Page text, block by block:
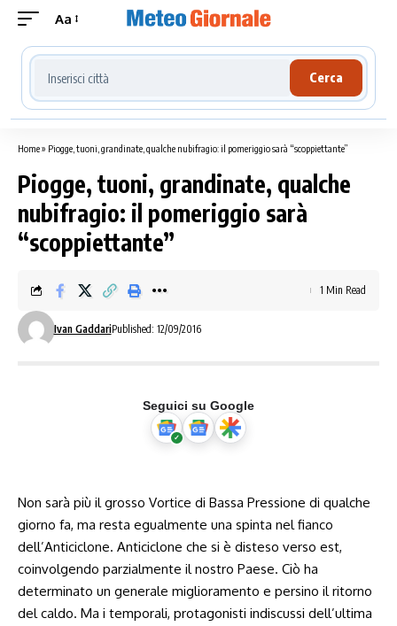
Aa
Cerca località meteo
Cerca
Home» Piogge, tuoni, grandinate, qualche nubifragio: il pomeriggio sarà “scoppiettante”
Piogge, tuoni, grandinate, qualche
nubifragio: il pomeriggio sarà
“scoppiettante”
Ivan GaddariPublished: 12/09/2016
1 Min Read
Seguici su Google
Non sarà più il grosso Vortice di Bassa Pressione di qualche
giorno fa, ma resta egualmente una spinta nel fianco
dell’Anticiclone. Anticiclone che si è disteso verso est,
coinvolgendo parzialmente il nostro Paese. Ciò ha
determinato un generale miglioramento e persino il ritorno
del caldo. Ma i temporali, protagonisti indiscussi dell’ultima